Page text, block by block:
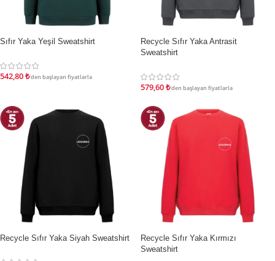
İNDIRIM
Sıfır Yaka Yeşil Sweatshirt
542,80₺'den başlayan fiyatlarla
İNDIRIM
Recycle Sıfır Yaka Antrasit
Sweatshirt
579,60₺'den başlayan fiyatlarla
İNDIRIM
Recycle Sıfır Yaka Siyah Sweatshirt İNDIRIM
Recycle Sıfır Yaka Kırmızı
Sweatshirt